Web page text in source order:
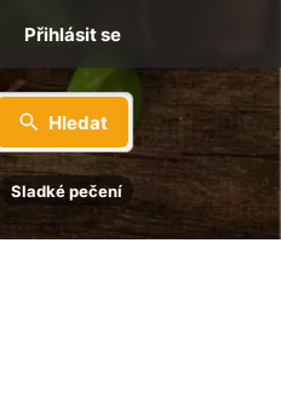
Hledat
Sladké pečení
Přihlásit se